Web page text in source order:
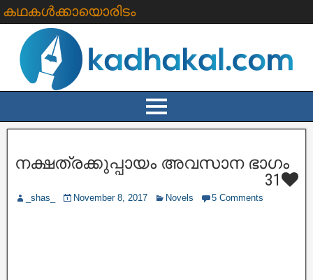
കഥകൾക്കായൊരിടം
നക്ഷത്രക്കുപ്പായം അവസാന ഭാഗം
31
_shas_ November 8, 2017 Novels 5 Comments